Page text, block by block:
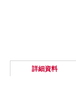
詳細資料